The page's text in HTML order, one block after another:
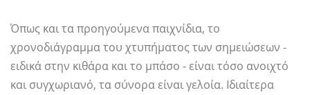
Όπως και τα προηγούμενα παιχνίδια, το
χρονοδιάγραμμα του χτυπήματος των σημειώσεων -
ειδικά στην κιθάρα και το μπάσο - είναι τόσο ανοιχτό
και συγχωριανό, τα σύνορα είναι γελοία. Ιδιαίτερα